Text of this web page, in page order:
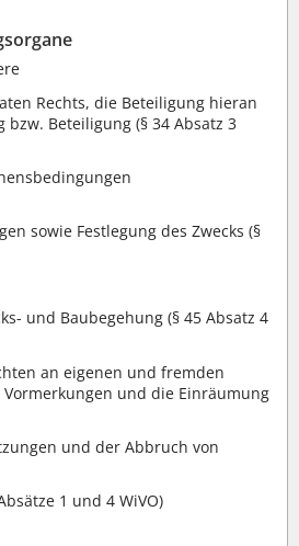
Rechts, die Beteiligung hieran
Beteiligung (§ 34 Absatz 3
sowie Festlegung des Zwecks (§
und Baubegehung (§ 45 Absatz 4
an eigenen und fremden
Vormerkungen und die Einräumung
und der Abbruch von
1 und 4 WiVO)